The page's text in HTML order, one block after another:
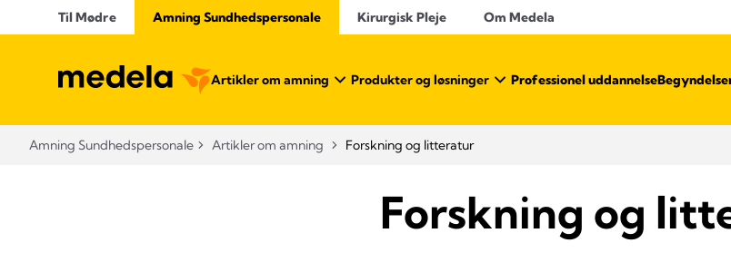
Til Mødre Amning Sundhedspersonale Kirurgisk Pleje Om Medela
Artikler om amning Produkter og løsninger Professionel uddannelse
Amning Sundhedspersonale Artikler om amning Forskning og litteratur
Forskning og